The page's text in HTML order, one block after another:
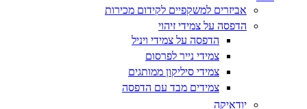
אביזרים למשקפיים לקידום מכירות
הדפסה על צמידי זיהוי
הדפסה על צמידי ויניל
צמידי נייר לפרסום
צמידי סיליקון ממותגים
צמידים מבד עם הדפסה
יודאיקה